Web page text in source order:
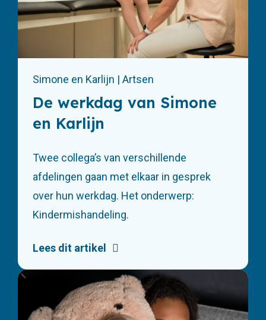
Simone en Karlijn | Artsen
De werkdag van Simone
en Karlijn
Twee collega’s van verschillende
afdelingen gaan met elkaar in gesprek
over hun werkdag. Het onderwerp:
Kindermishandeling.
Lees dit artikel